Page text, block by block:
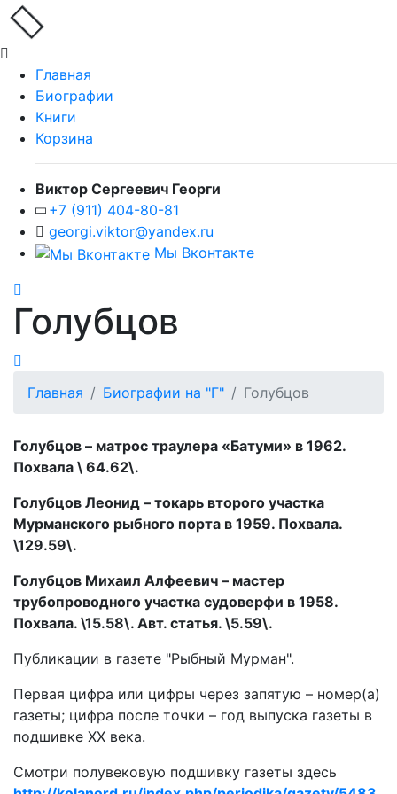
Главная
Биографии
Книги
Корзина
Виктор Сергеевич Георги
+7 (911) 404-80-81
georgi.viktor@yandex.ru
Мы Вконтакте
Голубцов
Главная Биографии на "Г" Голубцов
Голубцов – матрос траулера «Батуми» в 1962.
Похвала \ 64.62\.
Голубцов Леонид – токарь второго участка
Мурманского рыбного порта в 1959. Похвала.
\129.59\.
Голубцов Михаил Алфеевич – мастер
трубопроводного участка судоверфи в 1958.
Похвала. \15.58\. Авт. статья. \5.59\.
Публикации в газете "Рыбный Мурман".
Первая цифра или цифры через запятую – номер(а)
газеты; цифра после точки – год выпуска газеты в
подшивке ХХ века.
Смотри полувековую подшивку газеты здесь